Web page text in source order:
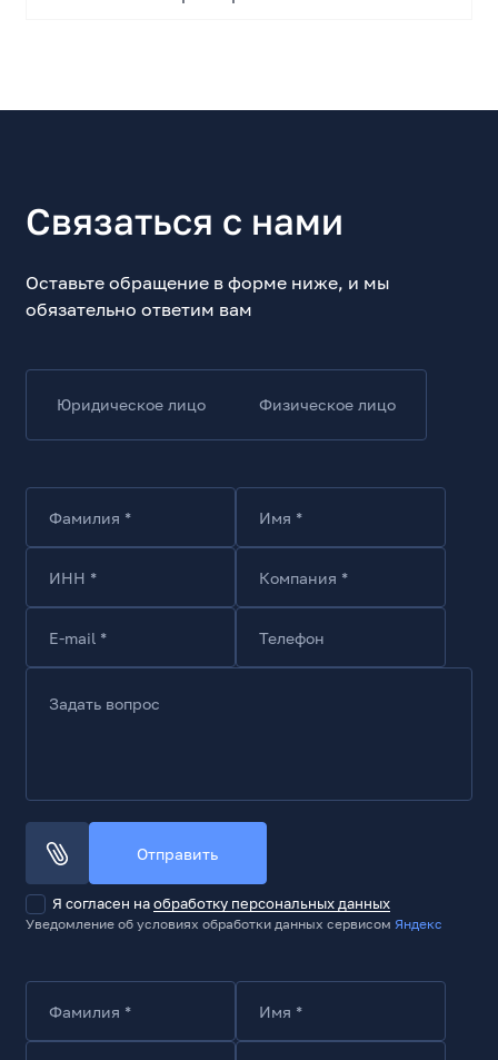
Назначение
Форм-фактор накопителя
M.2 2280
Тип памяти
3D NAND
1700
Интерфейс
PCI-E
Версия PCI-E
PCIe 3.0 x4
Поддержка NVMe
Среднее время наработки на отказ (MTBF), тыс. час.
1600
Суммарное число записываемых Байт (TBW), ТБ
1200
1500G/0.5мс
Температура эксплуатации
Связаться с нами
Оставьте обращение в форме ниже, и мы
обязательно ответим вам
Юридическое лицо Физическое лицо
Фамилия * Имя *
ИНН * Компания *
E-mail * Телефон
Задать вопрос
Отправить
Я согласен наобработку персональных данных
Уведомление об условиях обработки данных сервисомЯндекс
Фамилия * Имя *